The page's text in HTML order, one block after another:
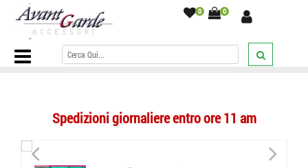
0 0
Home Page/COMPLETI ABBINATI/Cravatta Pochette e Papi/
Fantastico Completo Abbinato Verde Smeraldo
Spedizioni giornaliere entro ore 11 am
< >